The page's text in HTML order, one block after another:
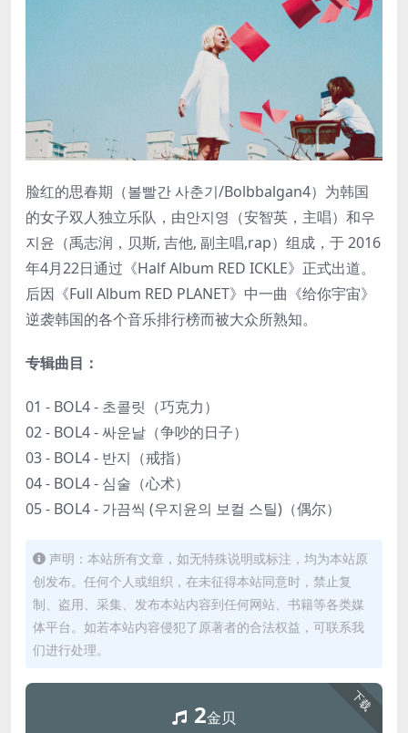
脸红的思春期（볼빨간 사춘기/Bolbbalgan4）为韩国
的女子双人独立乐队，由안지영（安智英，主唱）和우
지윤（禹志润，贝斯, 吉他, 副主唱,rap）组成，于 2016
年4月22日通过《Half Album RED ICKLE》正式出道。
后因《Full Album RED PLANET》中一曲《给你宇宙》
逆袭韩国的各个音乐排行榜而被大众所熟知。
专辑曲目：
01 - BOL4 - 초콜릿（巧克力）
02 - BOL4 - 싸운날（争吵的日子）
03 - BOL4 - 반지（戒指）
04 - BOL4 - 심술（心术）
05 - BOL4 - 가끔씩 (우지윤의 보컬 스틸)（偶尔）
声明：本站所有文章，如无特殊说明或标注，均为本站原
创发布。任何个人或组织，在未征得本站同意时，禁止复
制、盗用、采集、发布本站内容到任何网站、书籍等各类媒
体平台。如若本站内容侵犯了原著者的合法权益，可联系我
们进行处理。
下载
2金贝